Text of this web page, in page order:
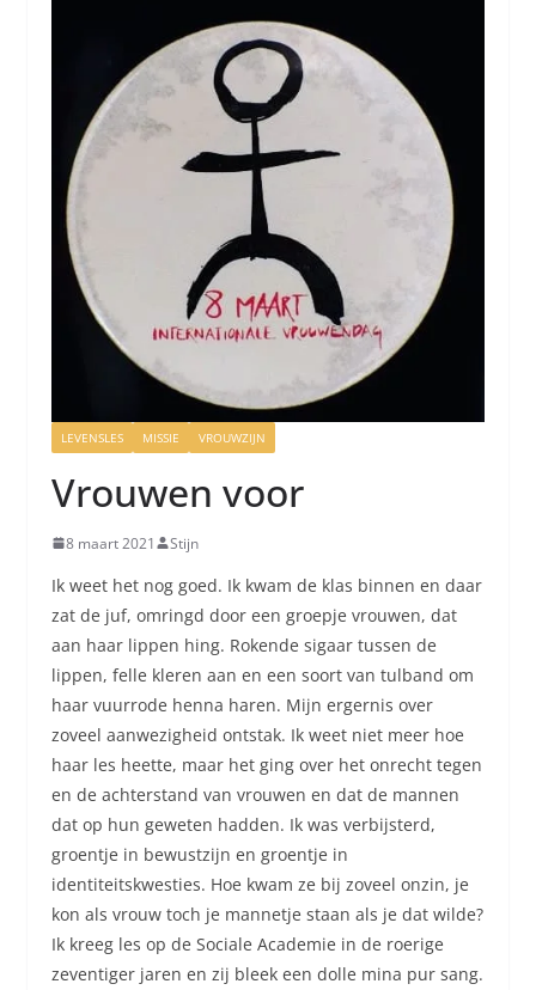
LEVENSLES MISSIE VROUWZIJN
Vrouwen voor
8 maart 2021 Stijn
Ik weet het nog goed. Ik kwam de klas binnen en daar
zat de juf, omringd door een groepje vrouwen, dat
aan haar lippen hing. Rokende sigaar tussen de
lippen, felle kleren aan en een soort van tulband om
haar vuurrode henna haren. Mijn ergernis over
zoveel aanwezigheid ontstak. Ik weet niet meer hoe
haar les heette, maar het ging over het onrecht tegen
en de achterstand van vrouwen en dat de mannen
dat op hun geweten hadden. Ik was verbijsterd,
groentje in bewustzijn en groentje in
identiteitskwesties. Hoe kwam ze bij zoveel onzin, je
kon als vrouw toch je mannetje staan als je dat wilde?
Ik kreeg les op de Sociale Academie in de roerige
zeventiger jaren en zij bleek een dolle mina pur sang.